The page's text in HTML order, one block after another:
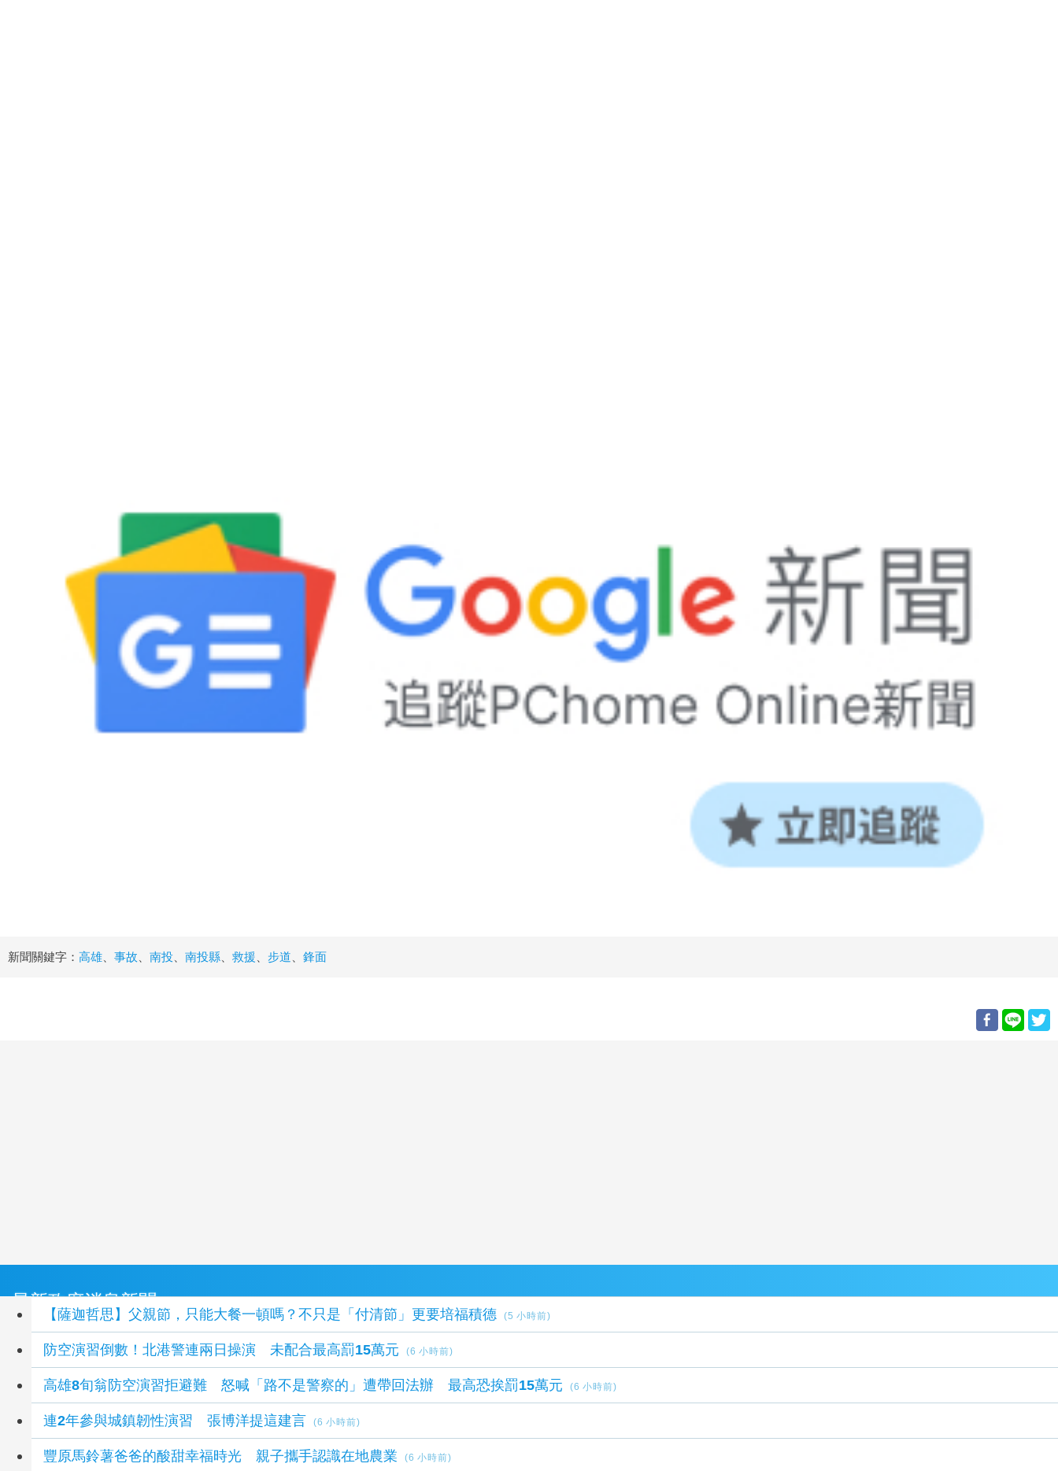
新聞關鍵字： 高雄、 事故、 南投、 南投縣、 救援、 步道、 鋒面
最新政府消息新聞
【薩迦哲思】父親節，只能大餐一頓嗎？不只是「付清節」更要培福積德 (5 小時前)
防空演習倒數！北港警連兩日操演 未配合最高罰15萬元 (6 小時前)
高雄8旬翁防空演習拒避難 怒喊「路不是警察的」遭帶回法辦 最高恐挨罰15萬元 (6 小時前)
連2年參與城鎮韌性演習 張博洋提這建言 (6 小時前)
豐原馬鈴薯爸爸的酸甜幸福時光 親子攜手認識在地農業 (6 小時前)